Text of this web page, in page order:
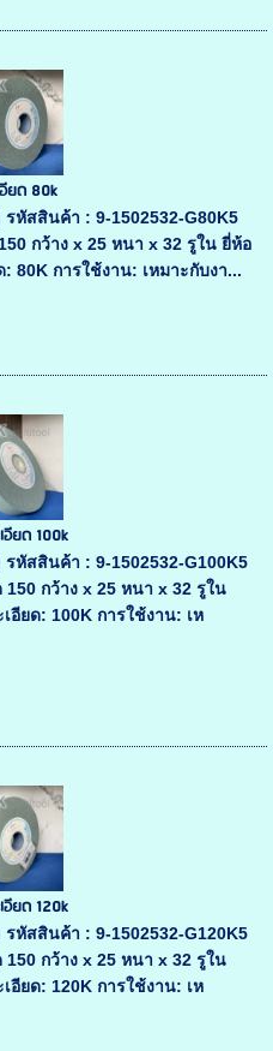
อียด 80k
หัสสินค้า : 9-1502532-G80K5
กว้าง x 25 หนา x 32 รูใน ยี่ห้อ
80K การใช้งาน: เหมาะกับงา...
อียด 100k
หัสสินค้า : 9-1502532-G100K5
กว้าง x 25 หนา x 32 รูใน
อียด: 100K การใช้งาน: เห
อียด 120k
หัสสินค้า : 9-1502532-G120K5
กว้าง x 25 หนา x 32 รูใน
อียด: 120K การใช้งาน: เห